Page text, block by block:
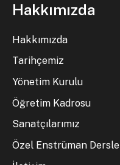
Hakkımızda
Hakkımızda
Tarihçemiz
Yönetim Kurulu
Öğretim Kadrosu
Sanatçılarımız
Özel Enstrüman